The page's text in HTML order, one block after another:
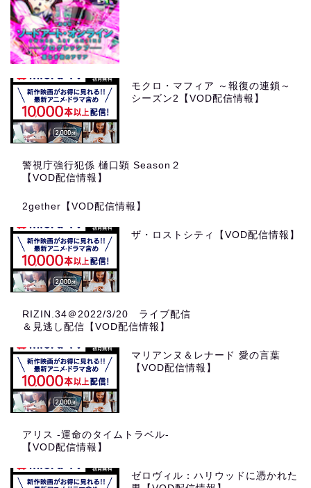
モクロ・マフィア ～報復の連鎖～
シーズン2【VOD配信情報】
警視庁強行犯係 樋口顕 Season２
【VOD配信情報】
2gether【VOD配信情報】
ザ・ロストシティ【VOD配信情報】
RIZIN.34＠2022/3/20 ライブ配信
＆見逃し配信【VOD配信情報】
マリアンヌ＆レナード 愛の言葉
【VOD配信情報】
アリス -運命のタイムトラベル-
【VOD配信情報】
ゼロヴィル：ハリウッドに憑かれた